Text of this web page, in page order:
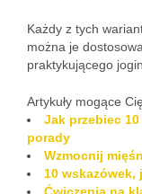
Każdy z tych
można je
praktykującego
Artykuły mogące
Jak przebiec
porady
Wzmocnij
10 wskazówek,